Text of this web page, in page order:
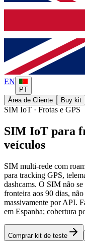
EN
PT
Área de Cliente
Buy kit
SIM IoT · Frotas e GPS
SIM IoT para
veículos
SIM multi-rede com
para tracking GPS,
dashcams. O SIM não
fronteira aos 90 dias,
massivamente por API.
em Espanha; cobertura
Comprar kit de teste